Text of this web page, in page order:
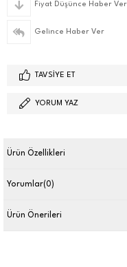
Fiyat Düşünce Haber Ver
Gelince Haber Ver
TAVSIYE ET
YORUM YAZ
Ürün Özellikleri
Yorumlar(0)
Ürün Önerileri